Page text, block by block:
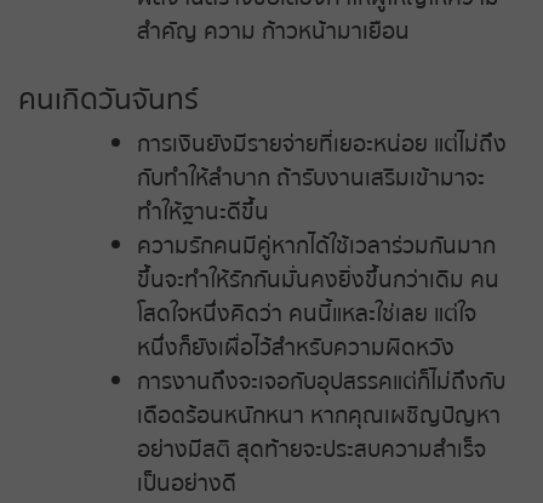
หวยหุ้นอังกฤษ
หวยหุ้นรัสเซีย
หวยหุ้นอินเดีย
หวยหุ้นดาวโจนส์
สำคัญ ความ ก้าวหน้ามาเยือน
คนเกิดวันจันทร์
การเงินยังมีรายจ่ายที่เยอะหน่อย แต่ไม่ถึง
กับทำให้ลำบาก ถ้ารับงานเสริมเข้ามาจะ
ทำให้ฐานะดีขึ้น
ความรักคนมีคู่หากได้ใช้เวลาร่วมกันมาก
ขึ้นจะทำให้รักกันมั่นคงยิ่งขึ้นกว่าเดิม คน
โสดใจหนึ่งคิดว่า คนนี้แหละใช่เลย แต่ใจ
หนึ่งก็ยังเผื่อไว้สำหรับความผิดหวัง
การงานถึงจะเจอกับอุปสรรคแต่ก็ไม่ถึงกับ
เดือดร้อนหนักหนา หากคุณเผชิญปัญหา
อย่างมีสติ สุดท้ายจะประสบความสำเร็จ
เป็นอย่างดี